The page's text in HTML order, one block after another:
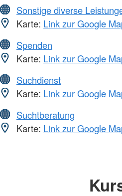
Sonstige diverse
Karte: Link zur Google
Spenden
Karte: Link zur Google
Suchdienst
Karte: Link zur Google
Suchtberatung
Karte: Link zur Google